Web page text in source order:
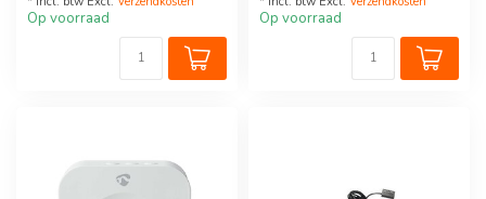
Op voorraad Op voorraad